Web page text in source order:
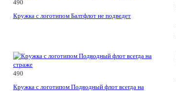
490
Кружка с логотипом Балтфлот не подведет
490
Кружка с логотипом Подводный флот всегда на